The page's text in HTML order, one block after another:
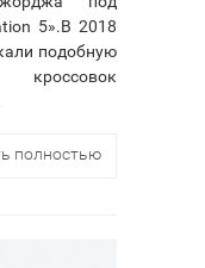
5».В 2018
подобную
полностью